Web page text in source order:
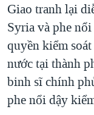
THỂ THAO
GIÁO DỤC
CHI PHÍ CHIẾN
CÁC GIÁ TRỊ
THƯỢNG ĐỈNH
TRỊNH VĨNH
NGƯ DÂN VIỆT
Giao tranh lại
Syria và phe
quyền kiểm
nước tại thành
binh sĩ chính
phe nổi dậy